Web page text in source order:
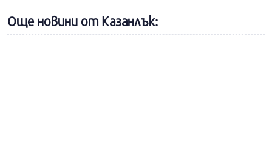
Още новини от Казанлък: